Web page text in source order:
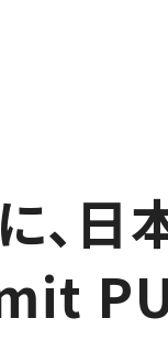
日